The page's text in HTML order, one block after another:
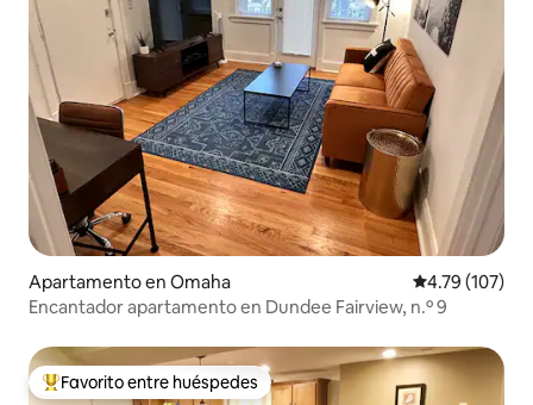
Apartamento en Omaha Calificación
4.79 (107)
Encantador apartamento en Dundee Fairview, n.º 9
Favorito entre huéspedes preferido
Favorito entre huéspedes